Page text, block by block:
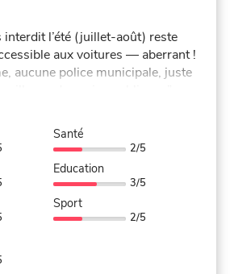
interdit l’été (juillet-août) reste
aux voitures — aberrant !
aucune police municipale, juste
le droit de verbaliser.
la mairie ne propose rien, à part
du 14 juillet, ainsi que
entretenue à l’arrivée, mais
sac à disposition ! Cela donne
alors même que les
Santé
2/5
Education
3/5
Sport
2/5